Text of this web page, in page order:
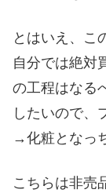
とはいえ、こ
自分では絶対
の工程はなる
したいので、
→化粧となっ
こちらは非売